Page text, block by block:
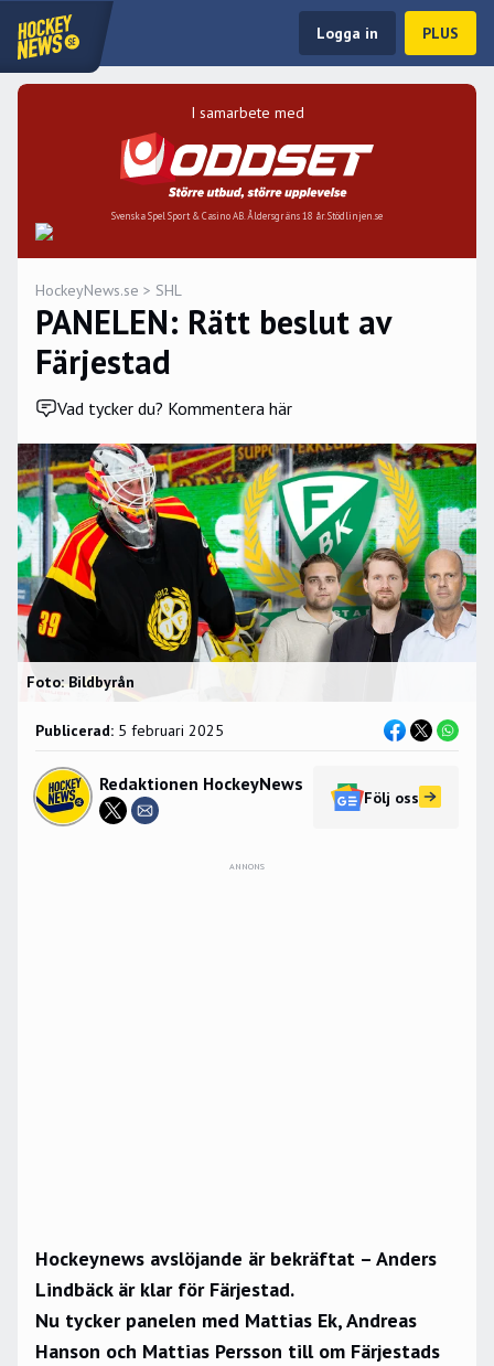
Logga in PLUS
I samarbete med
Svenska Spel Sport & Casino AB. Åldersgräns 18 år. Stödlinjen.se
HockeyNews.se > SHL
PANELEN: Rätt beslut av
Färjestad
Vad tycker du? Kommentera här
Foto: Bildbyrån
Publicerad: 5 februari 2025
Redaktionen HockeyNews
Följ oss
ANNONS
Hockeynews avslöjande är bekräftat – Anders
Lindbäck är klar för Färjestad.
Nu tycker panelen med Mattias Ek, Andreas
Hanson och Mattias Persson till om Färjestads